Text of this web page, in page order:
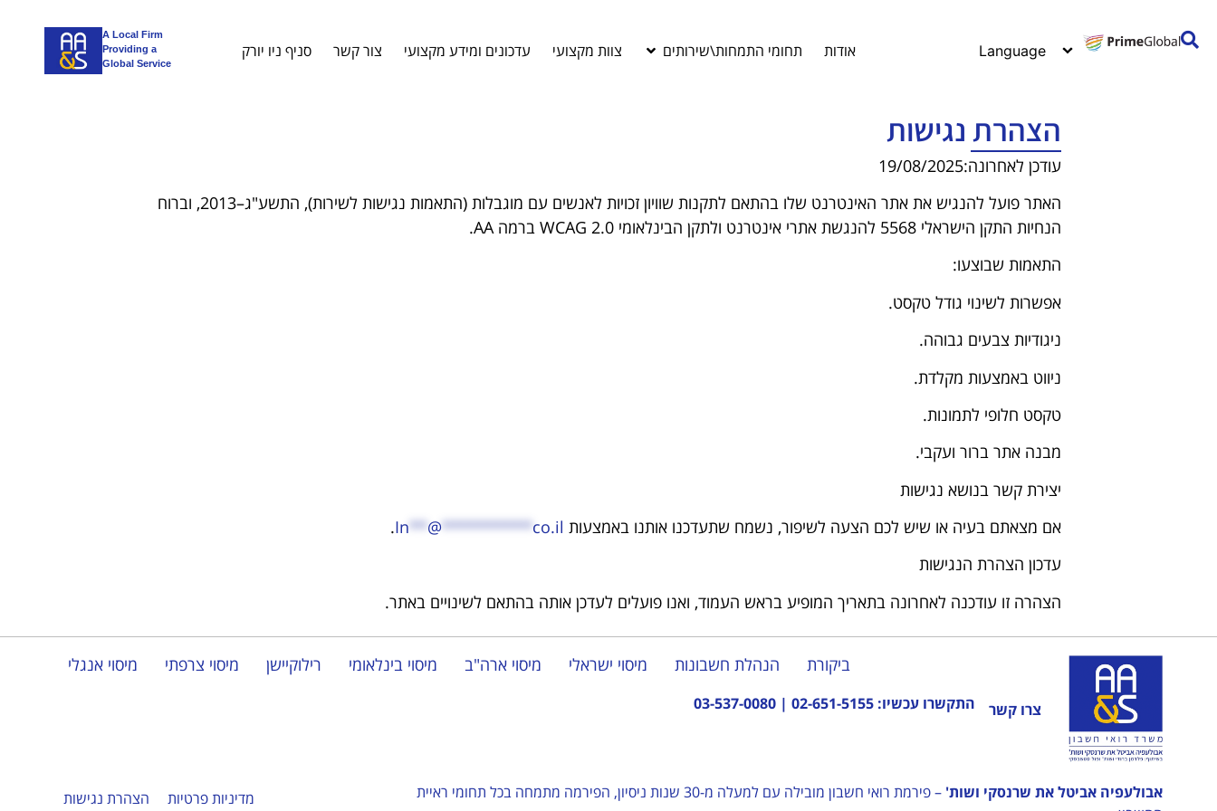
אודות
תחומי התמחות\שירותים צוות מקצועי עדכונים ומידע מקצועי צור קשר סניף ניו יורק
A Local Firm
Providing a
Global Service
הצהרת נגישות
עודכן לאחרונה:19/08/2025
האתר פועל להנגיש את אתר האינטרנט שלו בהתאם לתקנות שוויון זכויות לאנשים עם מוגבלות (התאמות נגישות לשירות), התשע"ג–2013, וברוח
הנחיות התקן הישראלי 5568 להנגשת אתרי אינטרנט ולתקן הבינלאומי WCAG 2.0 ברמה AA.
התאמות שבוצעו:
אפשרות לשינוי גודל טקסט.
ניגודיות צבעים גבוהה.
ניווט באמצעות מקלדת.
טקסט חלופי לתמונות.
מבנה אתר ברור ועקבי.
יצירת קשר בנושא נגישות
אם מצאתם בעיה או שיש לכם הצעה לשיפור, נשמח שתעדכנו אותנו באמצעות
In**@**********co.il
.
עדכון הצהרת הנגישות
הצהרה זו עודכנה לאחרונה בתאריך המופיע בראש העמוד, ואנו פועלים לעדכן אותה בהתאם לשינויים באתר.
ביקורת הנהלת חשבונות מיסוי ישראלי מיסוי ארה"ב מיסוי בינלאומי רילוקיישן מיסוי צרפתי מיסוי אנגלי
צרו קשר התקשרו עכשיו:02-651-5155
|
03-537-0080
מדיניות פרטיות הצהרת נגישות אבולעפיה אביטל את שרנסקי ושות'
– פירמת רואי חשבון מובילה עם למעלה מ-30 שנות ניסיון, הפירמה מתמחה בכל תחומי ראיית